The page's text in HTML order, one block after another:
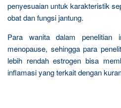
penyesuaian untuk karakteristik
obat dan fungsi jantung.
Para wanita dalam penelitian
menopause, sehingga para
lebih rendah estrogen bisa
inflamasi yang terkait dengan